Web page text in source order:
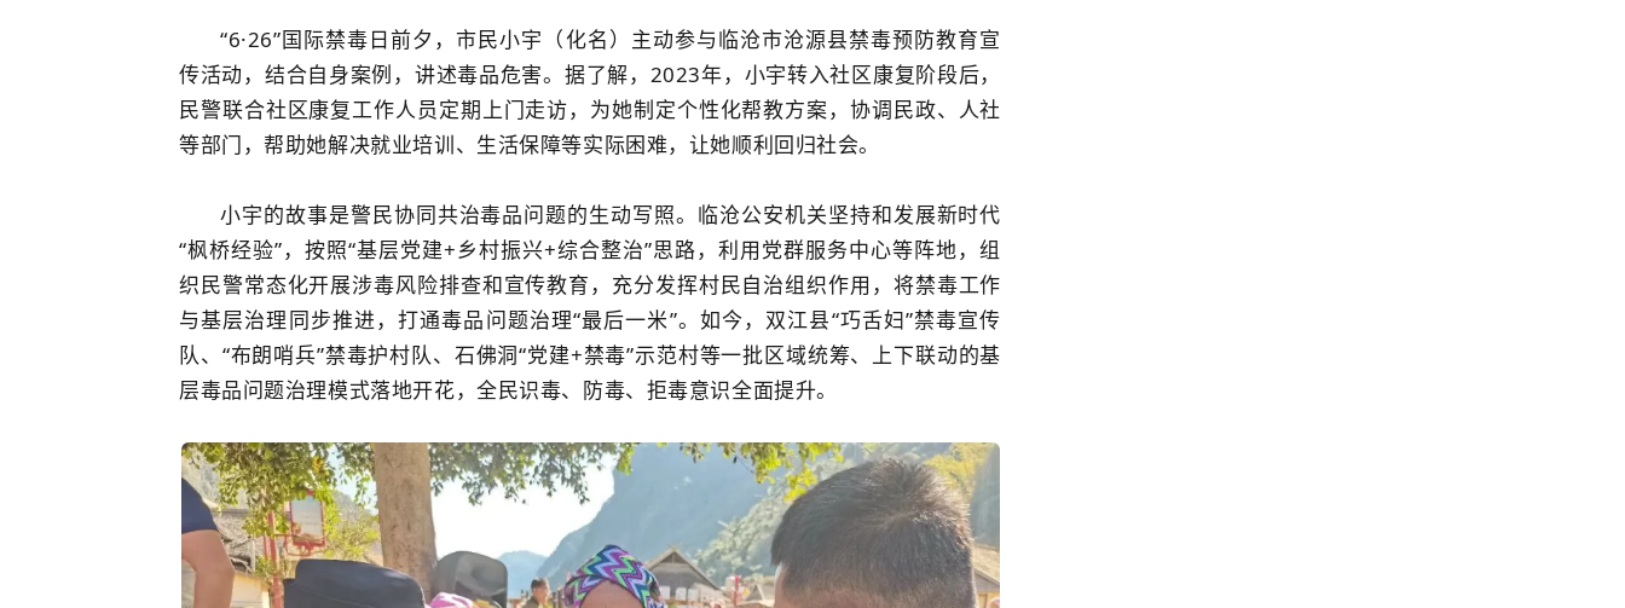
“6·26”国际禁毒日前夕，市民小宇（化名）主动参与临沧市沧源县禁毒预防教育宣
传活动，结合自身案例，讲述毒品危害。据了解，2023年，小宇转入社区康复阶段后，
民警联合社区康复工作人员定期上门走访，为她制定个性化帮教方案，协调民政、人社
等部门，帮助她解决就业培训、生活保障等实际困难，让她顺利回归社会。
小宇的故事是警民协同共治毒品问题的生动写照。临沧公安机关坚持和发展新时代
“枫桥经验”，按照“基层党建+乡村振兴+综合整治”思路，利用党群服务中心等阵地，组
织民警常态化开展涉毒风险排查和宣传教育，充分发挥村民自治组织作用，将禁毒工作
与基层治理同步推进，打通毒品问题治理“最后一米”。如今，双江县“巧舌妇”禁毒宣传
队、“布朗哨兵”禁毒护村队、石佛洞“党建+禁毒”示范村等一批区域统筹、上下联动的基
层毒品问题治理模式落地开花，全民识毒、防毒、拒毒意识全面提升。